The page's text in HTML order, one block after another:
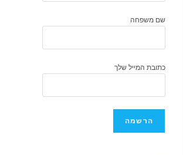
שם משפחה
כתובת המייל שלך